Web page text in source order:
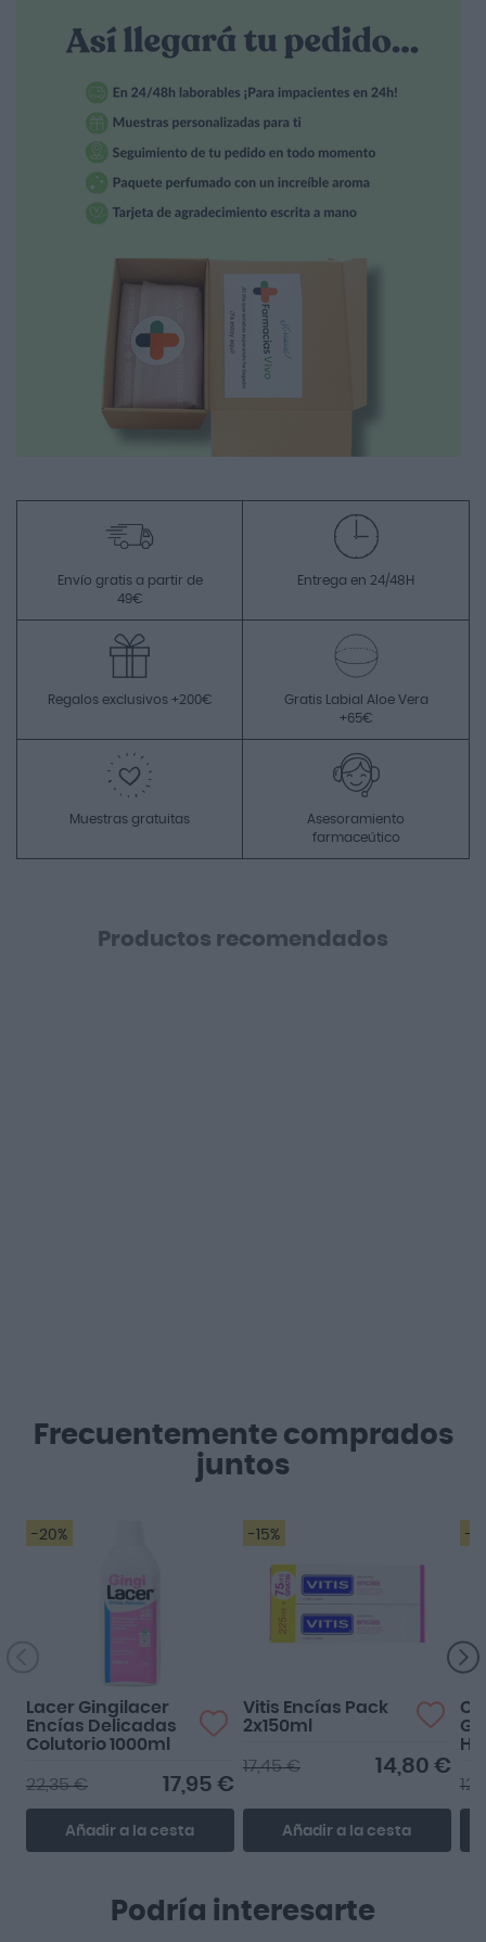
Envío gratis a partir de
49€
Entrega en 24/48H
Regalos exclusivos +200€
Gratis Labial Aloe Vera
+65€
Muestras gratuitas
Asesoramiento
farmaceútico
Productos recomendados
Frecuentemente comprados
juntos
-20%
Lacer Gingilacer
Encías Delicadas
Colutorio 1000ml
17,95 €
22,35 €
Añadir a la cesta
-15%
Vitis Encías Pack
2x150ml
14,80 €
17,45 €
Añadir a la cesta
-
Podría interesarte